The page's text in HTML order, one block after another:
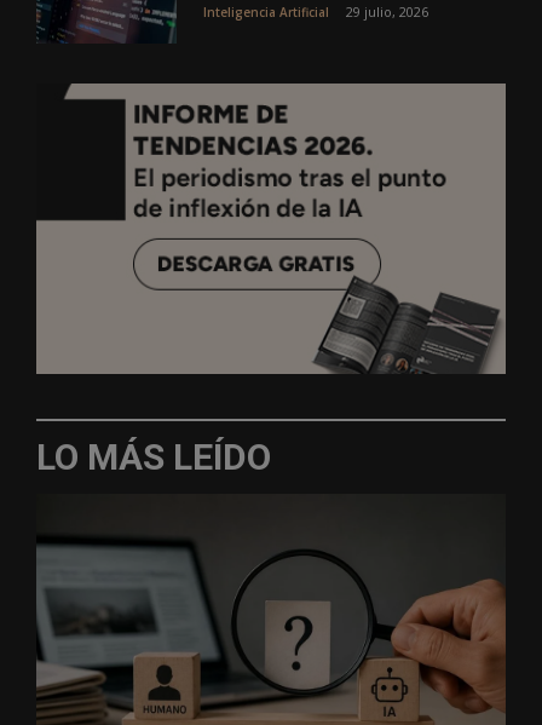
Inteligencia Artificial 29 julio, 2026
LO MÁS LEÍDO